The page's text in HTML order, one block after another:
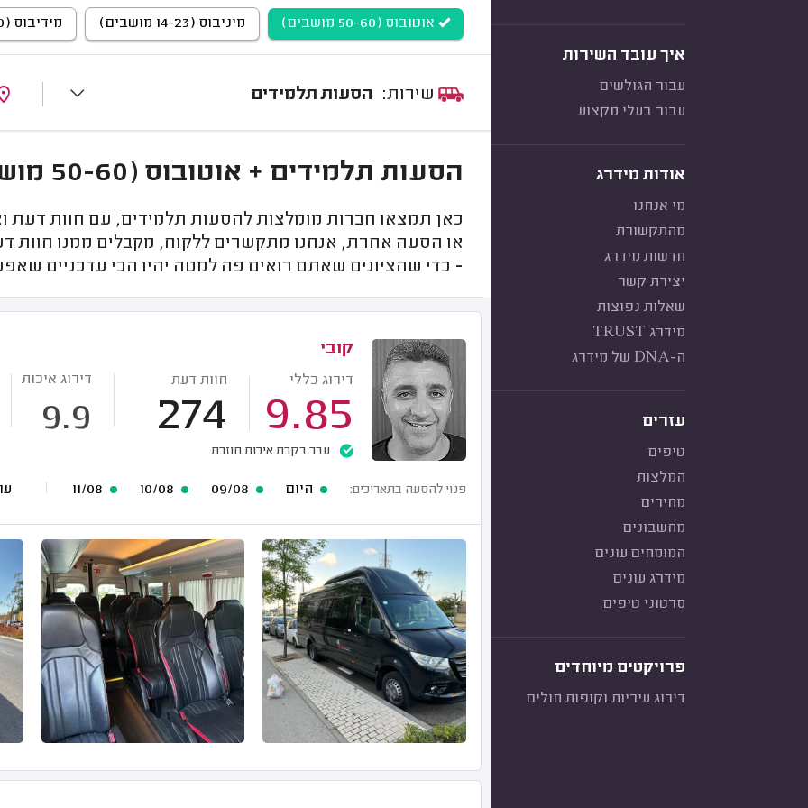
איך עובד השירות
עבור הגולשים
עבור בעלי מקצוע
אודות מידרג
מי אנחנו
מהתקשורת
חדשות מידרג
יצירת קשר
שאלות נפוצות
מידרג TRUST
ה-DNA של מידרג
עזרים
טיפים
המלצות
מחירים
מחשבונים
המומחים עונים
מידרג עונים
סרטוני טיפים
פרויקטים מיוחדים
דירוג עיריות וקופות חולים
אוטובוס (50-60 מושבים) מיניבוס (14-23 מושבים) מידיבוס (23-40 מושבים)
הסעות תלמידים
הסעות תלמידים + אוטובוס (50-60 מושבים) | באזור תל אביב
כאן תמצאו חברות מומלצות להסעות תלמידים, עם חוות דעת
או הסעה אחרת, אנחנו מתקשרים ללקוח, מקבלים ממנו חוות
- כדי שהציונים שאתם רואים פה למטה יהיו הכי עדכניים
קובי
דירוג כללי
9.85
חוות דעת
274
דירוג איכות
9.9
עבר בקרת איכות חוזרת
פנוי להסעה בתאריכים: היום עוד 17